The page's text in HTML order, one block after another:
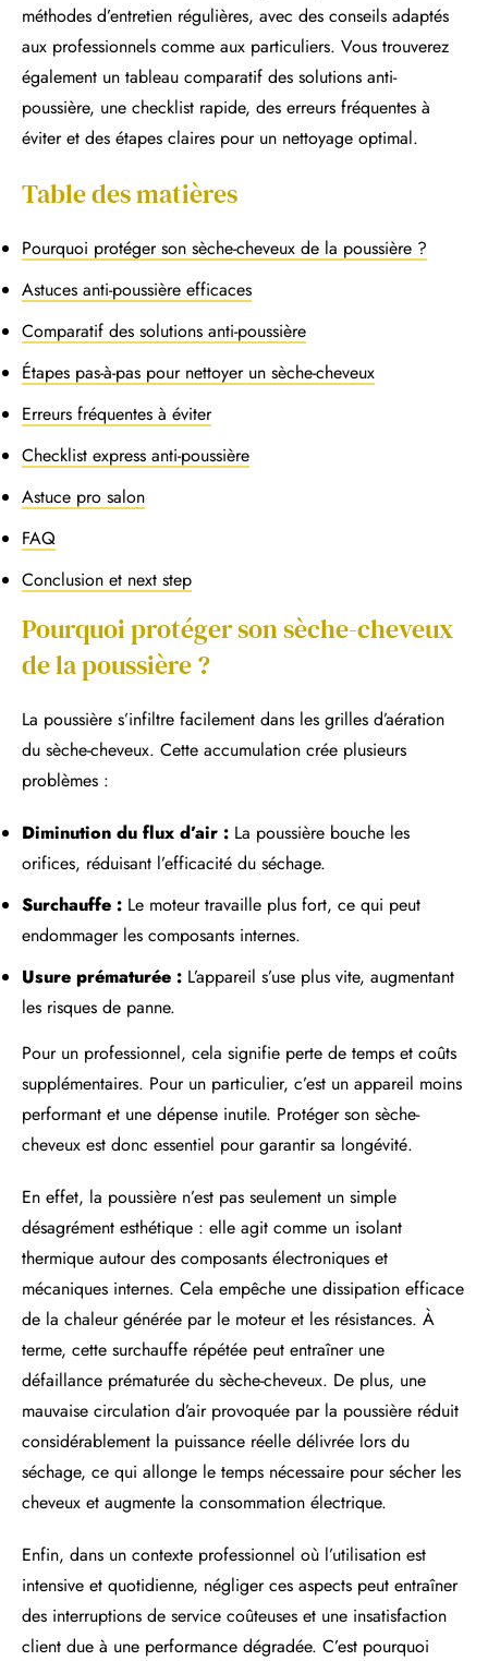
méthodes d’entretien régulières, avec des conseils adaptés
aux professionnels comme aux particuliers. Vous trouverez
également un tableau comparatif des solutions anti-
poussière, une checklist rapide, des erreurs fréquentes à
éviter et des étapes claires pour un nettoyage optimal.
Table des matières
Pourquoi protéger son sèche-cheveux de la poussière ?
Astuces anti-poussière efficaces
Comparatif des solutions anti-poussière
Étapes pas-à-pas pour nettoyer un sèche-cheveux
Erreurs fréquentes à éviter
Checklist express anti-poussière
Astuce pro salon
FAQ
Conclusion et next step
Pourquoi protéger son sèche-cheveux
de la poussière ?
La poussière s’infiltre facilement dans les grilles d’aération
du sèche-cheveux. Cette accumulation crée plusieurs
problèmes :
Diminution du flux d’air : La poussière bouche les
orifices, réduisant l’efficacité du séchage.
Surchauffe : Le moteur travaille plus fort, ce qui peut
endommager les composants internes.
Usure prématurée : L’appareil s’use plus vite, augmentant
les risques de panne.
Pour un professionnel, cela signifie perte de temps et coûts
supplémentaires. Pour un particulier, c’est un appareil moins
performant et une dépense inutile. Protéger son sèche-
cheveux est donc essentiel pour garantir sa longévité.
En effet, la poussière n’est pas seulement un simple
désagrément esthétique : elle agit comme un isolant
thermique autour des composants électroniques et
mécaniques internes. Cela empêche une dissipation efficace
de la chaleur générée par le moteur et les résistances. À
terme, cette surchauffe répétée peut entraîner une
défaillance prématurée du sèche-cheveux. De plus, une
mauvaise circulation d’air provoquée par la poussière réduit
considérablement la puissance réelle délivrée lors du
séchage, ce qui allonge le temps nécessaire pour sécher les
cheveux et augmente la consommation électrique.
Enfin, dans un contexte professionnel où l’utilisation est
intensive et quotidienne, négliger ces aspects peut entraîner
des interruptions de service coûteuses et une insatisfaction
client due à une performance dégradée. C’est pourquoi